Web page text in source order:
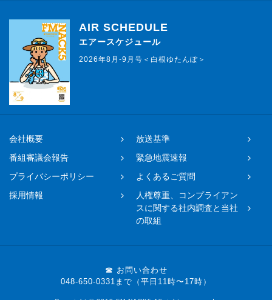
AIR SCHEDULE
エアースケジュール
2026年8月-9月号＜白根ゆたんぽ＞
会社概要
放送基準
番組審議会報告
緊急地震速報
プライバシーポリシー
よくあるご質問
採用情報
人権尊重、コンプライアン
スに関する社内調査と当社
の取組
☎ お問い合わせ
048-650-0331まで（平日11時〜17時）